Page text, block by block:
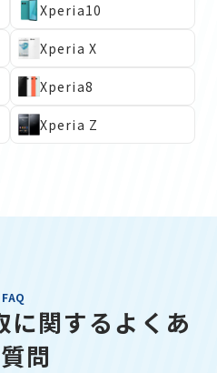
Xperia10
Xperia X
Xperia8
Xperia Z
FAQ
関するよくあ
問